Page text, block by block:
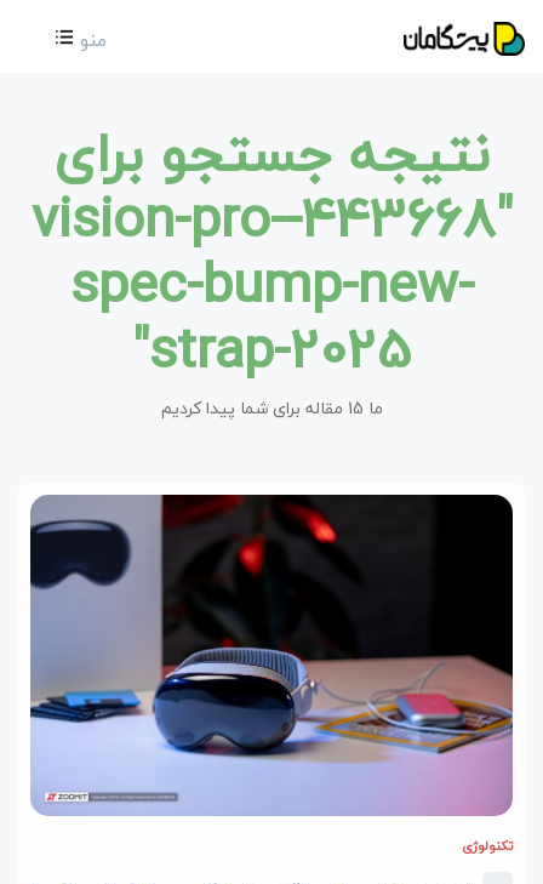
منو
نتیجه جستجو برای
"443668-vision-pro-
spec-bump-new-
strap-2025"
ما 15 مقاله برای شما پیدا کردیم
تکنولوژی